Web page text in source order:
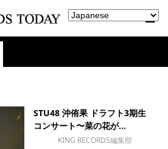
STU48 沖侑果 ドラフト3期生
コンサート〜菜の花が...
KING RECORDS編集部